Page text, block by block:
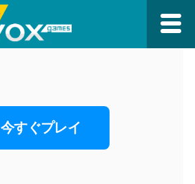
今すぐプレイ